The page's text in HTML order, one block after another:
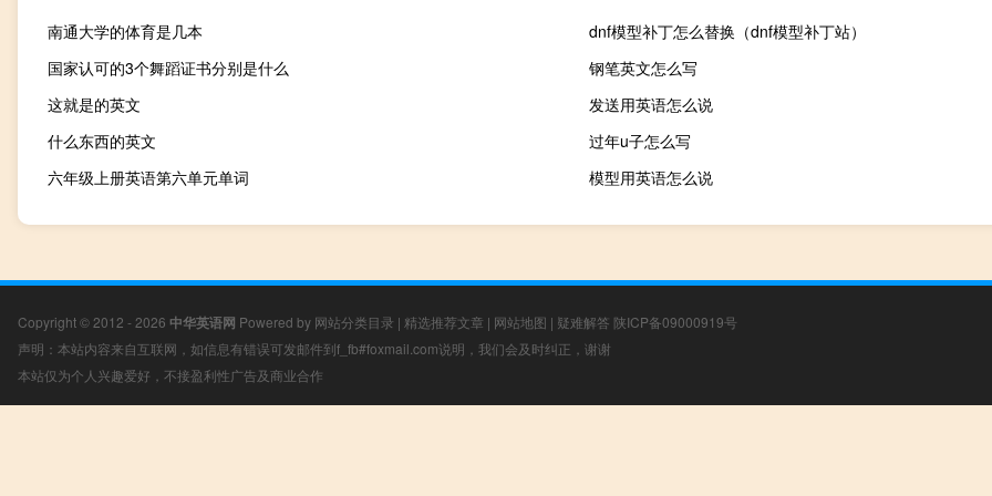
南通大学的体育是几本
dnf模型补丁怎么替换（dnf模型补丁站）
国家认可的3个舞蹈证书分别是什么
钢笔英文怎么写
这就是的英文
发送用英语怎么说
什么东西的英文
过年u子怎么写
六年级上册英语第六单元单词
模型用英语怎么说
Copyright © 2012 - 2026 中华英语网 Powered by 网站分类目录 | 精选推荐文章 | 网站地图 | 疑难解答 陕ICP备09000919号
声明：本站内容来自互联网，如信息有错误可发邮件到f_fb#foxmail.com说明，我们会及时纠正，谢谢
本站仅为个人兴趣爱好，不接盈利性广告及商业合作